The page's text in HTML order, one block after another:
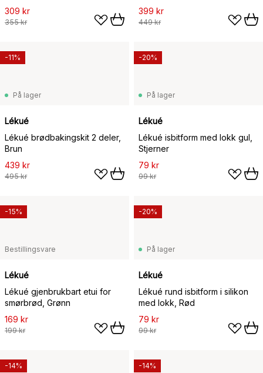
309 kr
355 kr
399 kr
449 kr
På lager
Lékué
Lékué brødbakingskit 2 deler,
Brun
439 kr
495 kr
-11%
På lager
Lékué
Lékué isbitform med lokk gul,
Stjerner
79 kr
99 kr
-20%
Bestillingsvare
Lékué
Lékué gjenbrukbart etui for
smørbrød, Grønn
169 kr
199 kr
-15%
På lager
Lékué
Lékué rund isbitform i silikon
med lokk, Rød
79 kr
99 kr
-20%
-14% -14%